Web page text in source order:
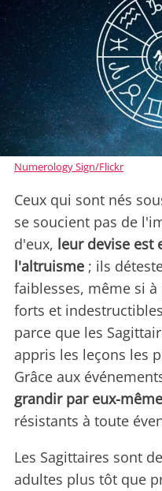
Numerology Sign/Flickr
Ceux qui sont nés
se soucient pas de
d'eux, leur devise est
l'altruisme ; ils
faiblesses, même si
forts et
parce que les
appris les leçons les
Grâce aux
grandir par eux-
résistants à toute
Les Sagittaires sont
adultes plus tôt que